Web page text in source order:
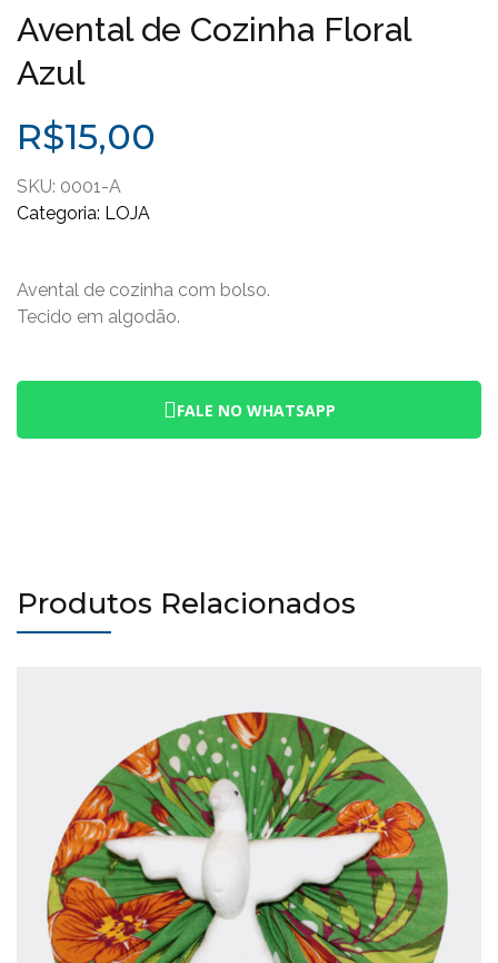
Avental de Cozinha Floral
Azul
R$15,00
SKU: 0001-A
Categoria: LOJA
Avental de cozinha com bolso.
Tecido em algodão.
FALE NO WHATSAPP
Produtos Relacionados